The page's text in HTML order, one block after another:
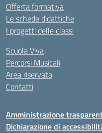
Offerta formativa
Le schede didattiche
I progetti delle classi
Scuola Viva
Percorsi Musicali
Area riservata
Contatti
Amministrazione
Dichiarazione di